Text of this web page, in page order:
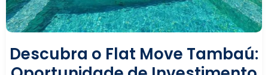
Descubra o Flat Move Tambaú: